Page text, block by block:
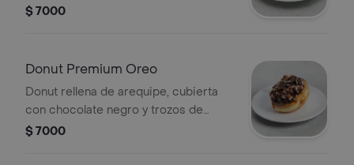
con chispas de chocolate.
$ 7000
Donut Premium Oreo
Donut rellena de arequipe, cubierta
con chocolate negro y trozos de
galleta oreo
$ 7000